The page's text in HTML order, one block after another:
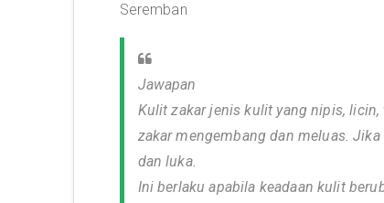
Seremban
Jawapan
Kulit zakar jenis kulit yang nipis,
zakar mengembang dan meluas.
dan luka.
Ini berlaku apabila keadaan kulit